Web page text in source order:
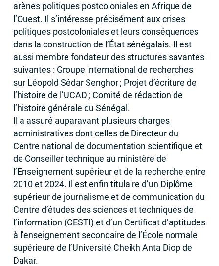
arènes politiques postcoloniales en Afrique de
l’Ouest. Il s’intéresse précisément aux crises
politiques postcoloniales et leurs conséquences
dans la construction de l’État sénégalais. Il est
aussi membre fondateur des structures savantes
suivantes : Groupe international de recherches
sur Léopold Sédar Senghor ; Projet d’écriture de
l’histoire de l’UCAD ; Comité de rédaction de
l’histoire générale du Sénégal.
Il a assuré auparavant plusieurs charges
administratives dont celles de Directeur du
Centre national de documentation scientifique et
de Conseiller technique au ministère de
l’Enseignement supérieur et de la recherche entre
2010 et 2024. Il est enfin titulaire d’un Diplôme
supérieur de journalisme et de communication du
Centre d’études des sciences et techniques de
l’information (CESTI) et d’un Certificat d’aptitudes
à l’enseignement secondaire de l’École normale
supérieure de l’Université Cheikh Anta Diop de
Dakar.